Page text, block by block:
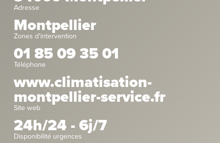
Adresse
Montpellier
Zones d’intervention
01 85 09 35 01
Téléphone
www.climatisation-
montpellier-service.fr
Site web
24h/24 - 6j/7
Disponibilité urgences